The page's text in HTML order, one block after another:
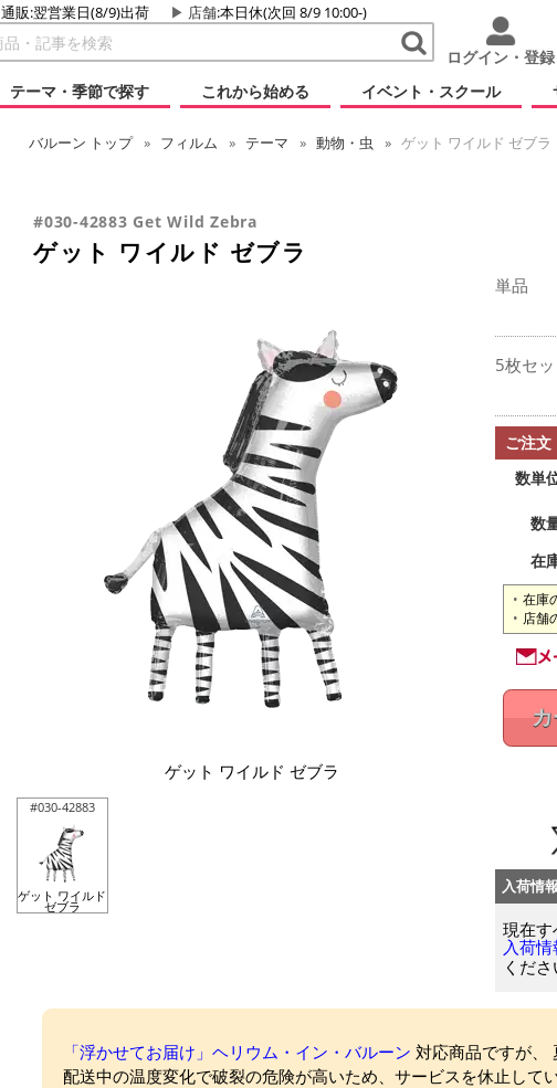
通販:翌営業日(8/9)出荷 店舗:本日休(次回 8/9 10:00-)
ログイン・登録
テーマ・季節で探す
これから始める イベント・スクール
バルーン トップ フィルム テーマ 動物・虫 ゲット ワイルド ゼブラ
#030-42883 Get Wild Zebra
ゲット ワイルド ゼブラ
ゲット ワイルド ゼブラ
#030-42883
ゲット ワイルド
ゼブラ
単品
5枚セッ
ご注文
数単
数
在
在庫
店舗
入荷情報
現在す
入荷
くださ
「浮かせてお届け」ヘリウム・イン・バルーン 対応商品ですが、
配送中の温度変化で破裂の危険が高いため、サービスを休止してい